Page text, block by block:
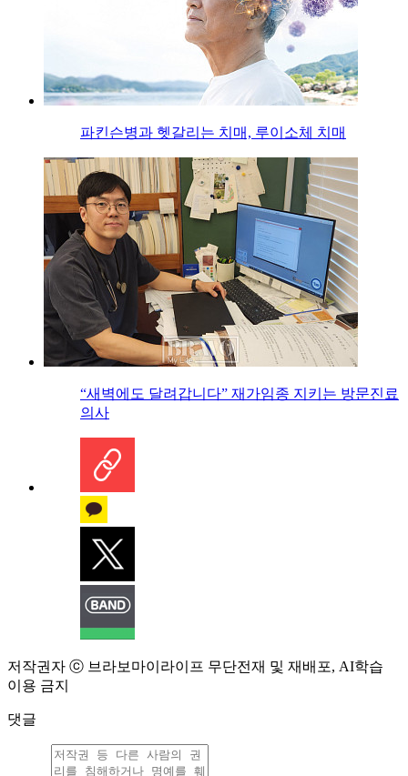
파킨슨병과 헷갈리는 치매, 루이소체 치매
“새벽에도 달려갑니다” 재가임종 지키는 방문진료
의사
저작권자 ⓒ 브라보마이라이프 무단전재 및 재배포, AI학습
이용 금지
댓글